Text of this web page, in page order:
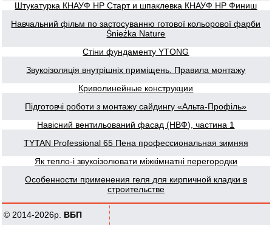
Штукатурка КНАУФ НР Старт и шпаклевка КНАУФ НР Финиш
Навчальний фільм по застосуванню готової кольорової фарби
Śnieżka Nature
Стіни фундаменту YTONG
Звукоізоляція внутрішніх приміщень. Правила монтажу
Криволинейные конструкции
Підготовчі роботи з монтажу сайдингу «Альта-Профіль»
Навісний вентильований фасад (НВФ), частина 1
TYTAN Professional 65 Пена профессиональная зимняя
Як тепло-і звукоізолювати міжкімнатні перегородки
Особенности применения геля для кирпичной кладки в
строительстве
© 2014-2026р. ВБП